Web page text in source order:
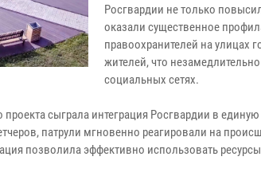
Росгвардии не только
оказали существенное
правоохранителей на улицах
жителей, что
социальных сетях.
сыграла интеграция Росгвардии в
патрули мгновенно реагировали на
позволила эффективно использовать